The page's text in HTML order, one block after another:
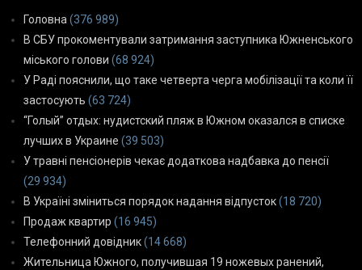
Головна(376 989)
В СБУ прокоментували затримання заступника Южненського
міського голови (68 924)
У Раді пояснили, що таке четверта черга мобілізації та коли її
застосують (63 724)
“Голый” отдых: нудистский пляж в Южном оказался в списке
лучших в Украине (39 503)
У травні пенсіонерів чекає додаткова надбавка до пенсії
(29 934)
В Україні зміниться порядок надання відпусток(18 720)
Продаж квартир (16 945)
Телефонний довідник(14 668)
Жительница Южного, получившая 19 ножевых ранений,